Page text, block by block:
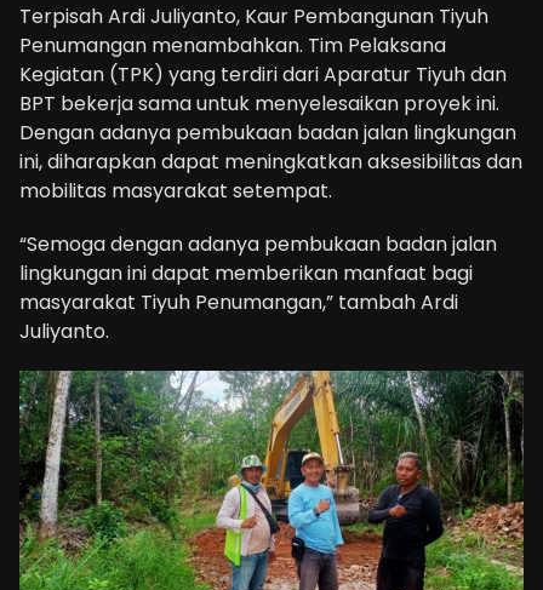
Terpisah Ardi Juliyanto, Kaur Pembangunan Tiyuh
Penumangan menambahkan. Tim Pelaksana
Kegiatan (TPK) yang terdiri dari Aparatur Tiyuh dan
BPT bekerja sama untuk menyelesaikan proyek ini.
Dengan adanya pembukaan badan jalan lingkungan
ini, diharapkan dapat meningkatkan aksesibilitas dan
mobilitas masyarakat setempat.
“Semoga dengan adanya pembukaan badan jalan
lingkungan ini dapat memberikan manfaat bagi
masyarakat Tiyuh Penumangan,” tambah Ardi
Juliyanto.